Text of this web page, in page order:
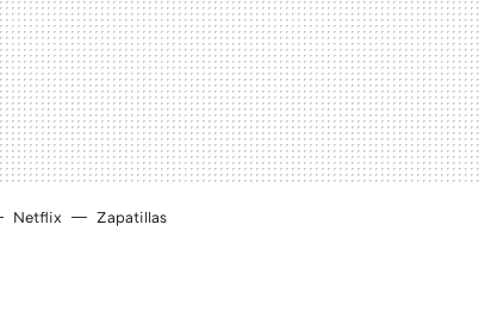
Netflix Zapatillas